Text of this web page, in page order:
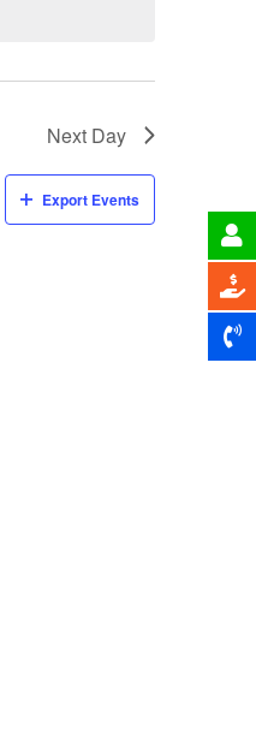
Next Day
Export Events